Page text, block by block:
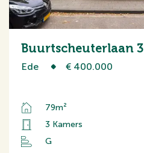
Buurtscheuterlaan 3
Ede € 400.000
79m²
3 Kamers
G